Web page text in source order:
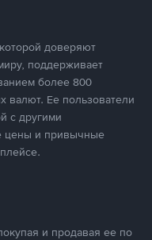
доверяют
поддерживает
более 800
валют. Ее пользователи
с другими
цены и привычные
и продавая ее по